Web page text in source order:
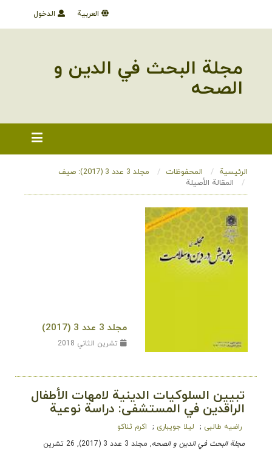
الدخول العربية
مجلة البحث في الدین و
الصحه
الرئيسية المحفوظات
مجلد 3 عدد 3 (2017): صیف
المقالة الأصيلة
مجلد 3 عدد 3 (2017)
تشرين الثاني 2018
تبيين السلوكيات الدينية لامهات الأطفال
الراقدين في المستشفى: دراسة نوعية
راضیه طالبی لیلا جویباری
اکرم ثناكو
مجلة البحث في الدین و الصحه
, مجلد 3 عدد 3 (2017), 26 تشرين